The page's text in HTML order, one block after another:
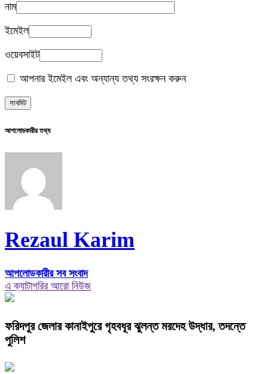
নাম
ইমেইল
ওয়েবসাইট
আপনার ইমেইল এবং অন্যান্য তথ্য সংরক্ষন করুন
আপলোডকারীর তথ্য
Rezaul Karim
আপলোডকারীর সব সংবাদ
এ ক্যাটাগরির আরো নিউজ
ফরিদপুর জেলার কানাইপুরে গৃহবধূর ঝুলন্ত মরদেহ উদ্ধার, তদন্তে
পুলিশ